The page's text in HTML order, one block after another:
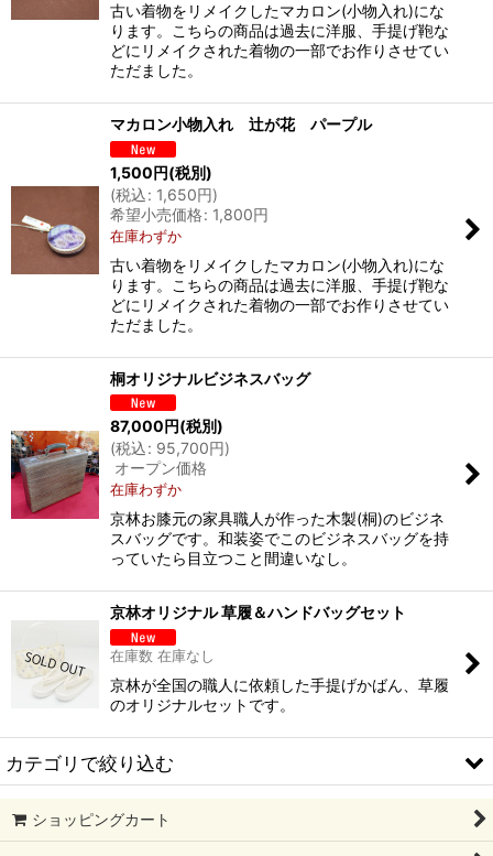
古い着物をリメイクしたマカロン(小物入れ)にな
ります。こちらの商品は過去に洋服、手提げ鞄な
どにリメイクされた着物の一部でお作りさせてい
ただました。
マカロン小物入れ 辻が花 パープル
1,500円(税別)
(税込: 1,650円)
希望小売価格: 1,800円
在庫わずか
古い着物をリメイクしたマカロン(小物入れ)にな
ります。こちらの商品は過去に洋服、手提げ鞄な
どにリメイクされた着物の一部でお作りさせてい
ただました。
桐オリジナルビジネスバッグ
87,000円(税別)
(税込: 95,700円)
オープン価格
在庫わずか
京林お膝元の家具職人が作った木製(桐)のビジネ
スバッグです。和装姿でこのビジネスバッグを持
っていたら目立つこと間違いなし。
京林オリジナル 草履＆ハンドバッグセット
在庫数 在庫なし
京林が全国の職人に依頼した手提げかばん、草履
のオリジナルセットです。
カテゴリで絞り込む
日傘ショッピングカート